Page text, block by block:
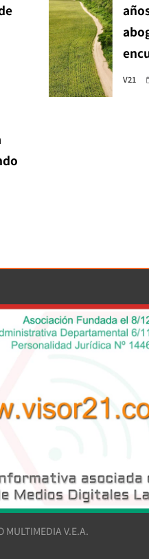
V21
V.E.A.